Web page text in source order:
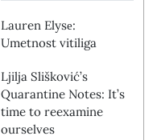
Lauren Elysе:
Umetnost vitiliga
Ljilja Slišković’s
Quarantine Notes: It’s
time to reexamine
ourselves